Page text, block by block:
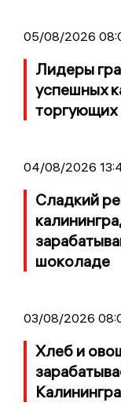
05/08/2026
Лидеры
успешных
торгующих
04/08/2026
Сладкий
шоколаде
03/08/2026
Хлеб и